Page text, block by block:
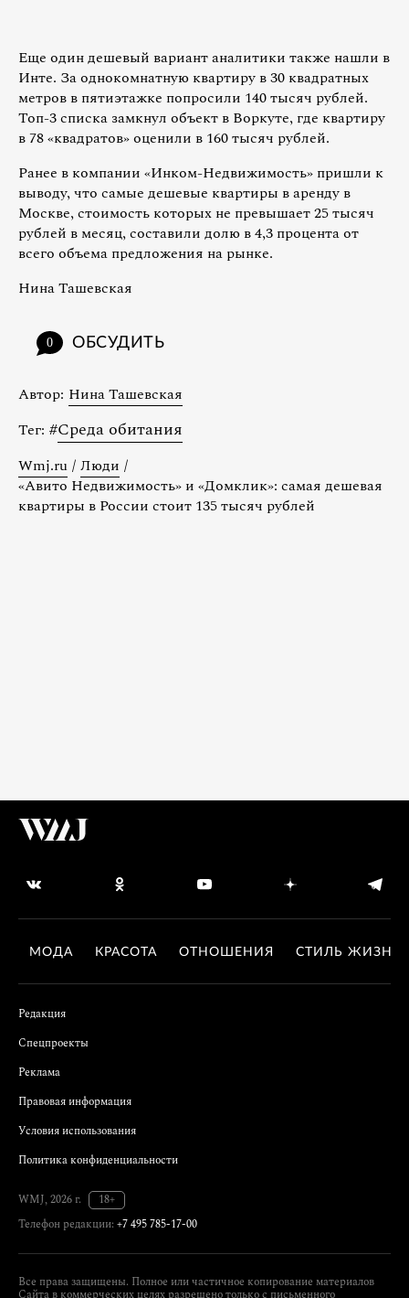
Еще один дешевый вариант аналитики также нашли в
Инте. За однокомнатную квартиру в 30 квадратных
метров в пятиэтажке попросили 140 тысяч рублей.
Топ-3 списка замкнул объект в Воркуте, где квартиру
в 78 «квадратов» оценили в 160 тысяч рублей.
Ранее в компании «Инком-Недвижимость» пришли к
выводу, что самые дешевые квартиры в аренду в
Москве, стоимость которых не превышает 25 тысяч
рублей в месяц, составили долю в 4,3 процента от
всего объема предложения на рынке.
Нина Ташевская
0 ОБСУДИТЬ
Автор: Нина Ташевская
Тег: #Среда обитания
Wmj.ru / Люди /
«Авито Недвижимость» и «Домклик»: самая дешевая
квартиры в России стоит 135 тысяч рублей
МОДА КРАСОТА ОТНОШЕНИЯ СТИЛЬ ЖИЗНИ
Редакция
Спецпроекты
Реклама
Правовая информация
Условия использования
Политика конфиденциальности
WMJ, 2026 г.
18+
Телефон редакции: +7 495 785-17-00
Все права защищены. Полное или частичное копирование материалов